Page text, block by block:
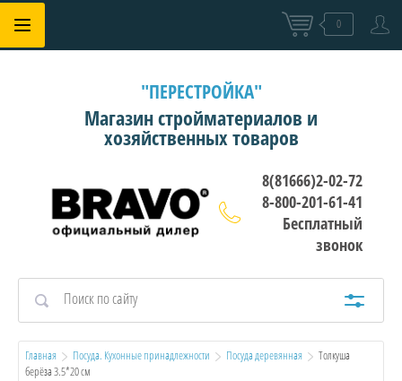
0
"ПЕРЕСТРОЙКА"
Магазин стройматериалов и
хозяйственных товаров
8(81666)2-02-72
8-800-201-61-41
Бесплатный
звонок
Главная Посуда. Кухонные принадлежности Посуда деревянная
  Толкуша
берёза 3.5*20 см